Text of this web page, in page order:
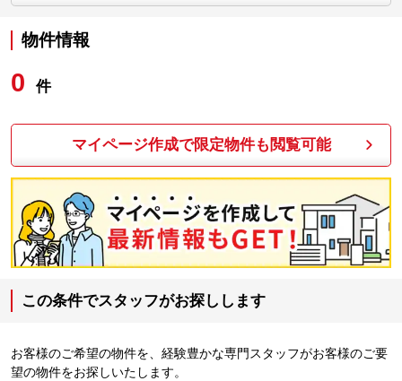
物件情報
0 件
マイページ作成で限定物件も閲覧可能
この条件でスタッフがお探しします
お客様のご希望の物件を、経験豊かな専門スタッフがお客様のご要
望の物件をお探しいたします。